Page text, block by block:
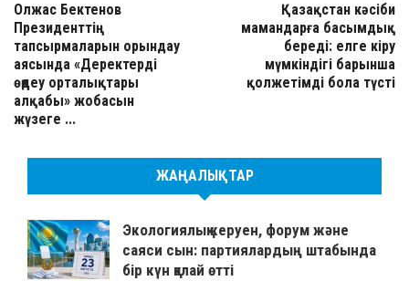
Олжас Бектенов
Президенттің
тапсырмаларын орындау
аясында «Деректерді
өңдеу орталықтары
алқабы» жобасын
жүзеге ...
Қазақстан кәсіби
мамандарға басымдық
береді: елге кіру
мүмкіндігі барынша
қолжетімді бола түсті
ЖАҢАЛЫҚТАР
Экологиялық керуен, форум және
саяси сын: партиялардың штабында
бір күн қалай өтті